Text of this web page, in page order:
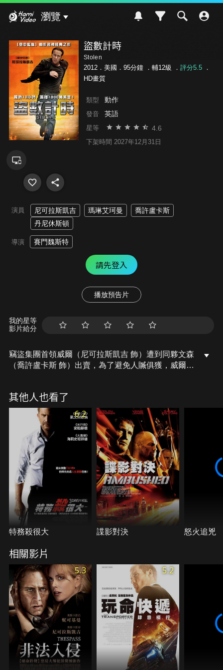
瀏覽
盜數計時
Stolen
2012．美國．95分鐘 ． 輔12級 ． 評分5.5．
HD畫質
類型 動作
發音 英語
星等 4.6
下架時間 2027年12月31日
演員 尼可拉斯凱吉 瑪琳艾珂曼
喬許盧卡斯
丹尼休斯頓
導演 賽門魏斯特
請先登入
播放預告片
我的星等
影片給分
竊盜集團首領威爾（尼可拉斯凱吉 飾）遭到同夥文森
（喬許盧卡斯 飾）出賣，為了避免人贓俱獲，威爾在
才發現女兒遭到文森綁架。為了換回女兒，威爾必須
在12小時內，交出當年的1000萬美金……。
其他人也看了
6.2
特務殺很大 諜影對決 怒火追兇
相關影片
5.3 5.2